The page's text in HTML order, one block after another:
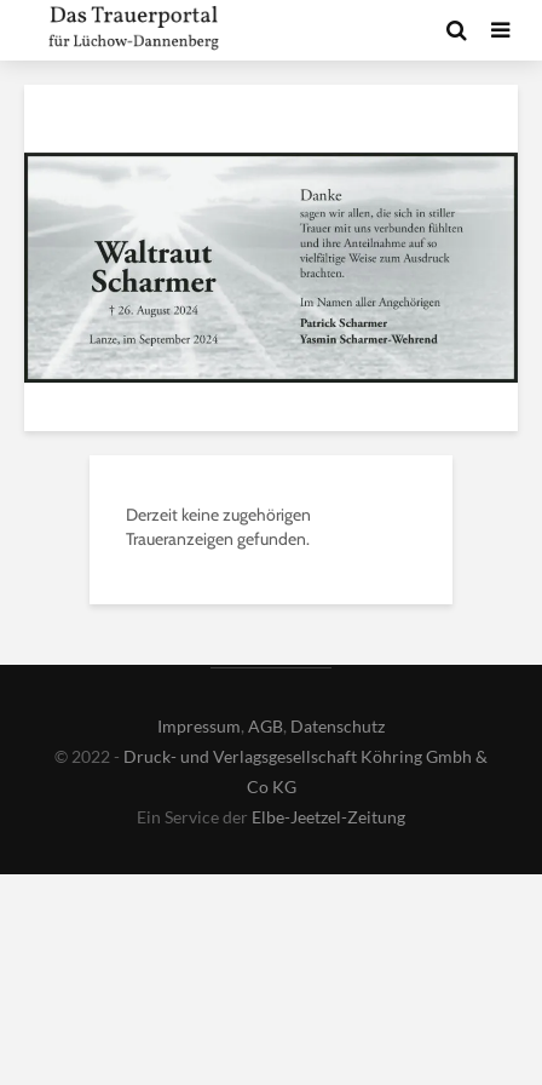
Derzeit keine zugehörigen
Traueranzeigen gefunden.
Impressum, AGB, Datenschutz
© 2022 - Druck- und Verlagsgesellschaft Köhring Gmbh &
Co KG
Ein Service der Elbe-Jeetzel-Zeitung